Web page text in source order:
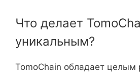
Что делает
уникальным?
TomoChain обладает целым